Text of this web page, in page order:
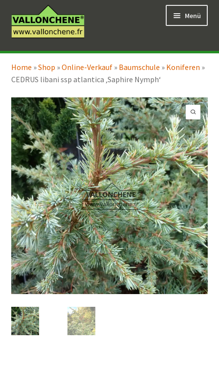
Navigation
springen
Inhalt
springen
Menü
Online-Verkauf
Coaching für den Garten
Home »Shop »Online-Verkauf» Baumschule » Koniferen »
CEDRUS libani ssp atlantica ‚Saphire Nymph‘